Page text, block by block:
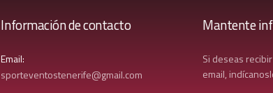
Información de contacto
Email:
sporteventostenerife@gmail.com
Mantente
Si deseas
email,